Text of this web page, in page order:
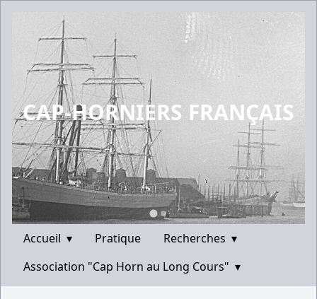
CAP-HORNIERS FRANÇAIS
Accueil ▾ Pratique Recherches ▾
Association "Cap Horn au Long Cours" ▾